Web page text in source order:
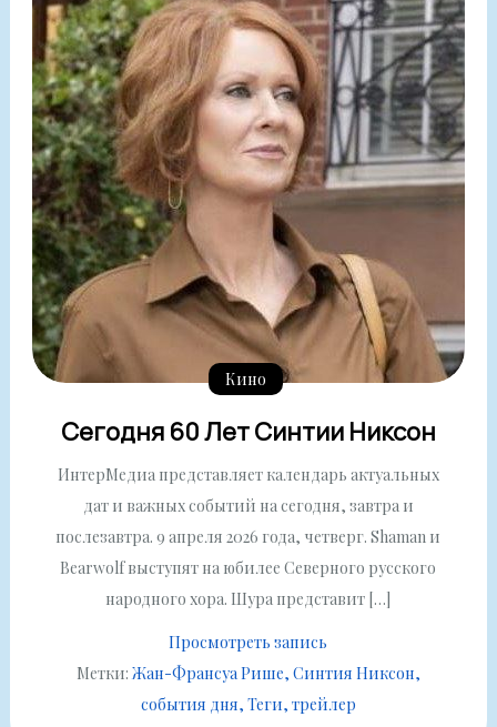
Кино
Сегодня 60 Лет Синтии Никсон
ИнтерМедиа представляет календарь актуальных
дат и важных событий на сегодня, завтра и
послезавтра. 9 апреля 2026 года, четверг. Shaman и
Bearwolf выступят на юбилее Северного русского
народного хора. Шура представит […]
Просмотреть запись
Метки:Жан-Франсуа Рише Синтия Никсон
события дня Теги трейлер